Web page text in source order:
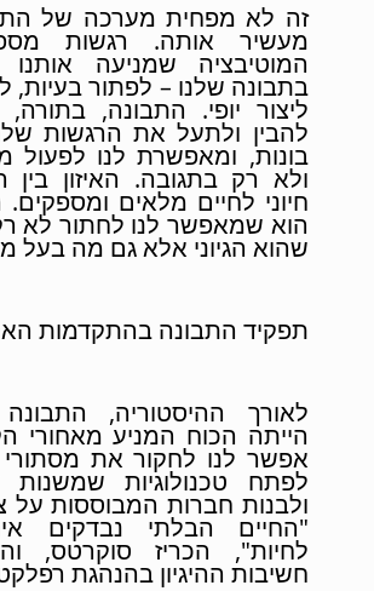
זה לא מפחית מערכה של
מעשיר אותה. רגשות
המוטיבציה שמניעה
בתבונה שלנו – לפתור
ליצור יופי. התבונה, בתורה,
להבין ולתעל את הרגשות
בונות, ומאפשרת לנו לפעול
ולא רק בתגובה. האיזון בין
חיוני לחיים מלאים ומספקים.
הוא שמאפשר לנו לחתור לא
שהוא הגיוני אלא גם מה בעל
תפקיד התבונה בהתקדמות
לאורך ההיסטוריה,
הייתה הכוח המניע מאחורי
אפשר לנו לחקור את
לפתח טכנולוגיות שמשנות
ולבנות חברות המבוססות על
"החיים הבלתי נבדקים
לחיות", הכריז סוקרטס,
חשיבות ההיגיון בהנהגת